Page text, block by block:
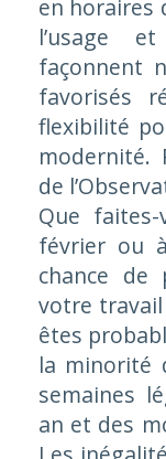
en horaires
l’usage
façonnent
favorisés
flexibilité
modernité.
de
Que
février ou
chance de
votre
êtes
la minorité
semaines
an et des